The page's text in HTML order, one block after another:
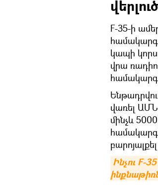
F-35-ի
կապի
վրա
վառել
մինչև
Ինչու F-